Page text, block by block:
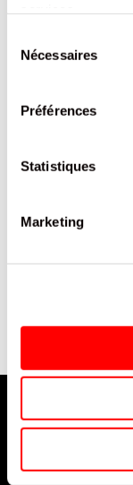
Nécessaires
Préférences
Statistiques
Marketing